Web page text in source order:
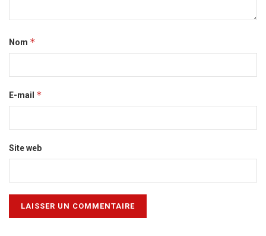
Nom *
E-mail *
Site web